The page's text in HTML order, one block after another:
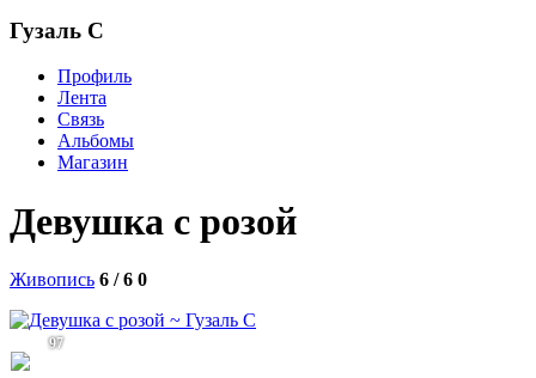
Гузаль С
Профиль
Лента
Связь
Альбомы
Магазин
Девушка с розой
Живопись 6 / 6 0
97